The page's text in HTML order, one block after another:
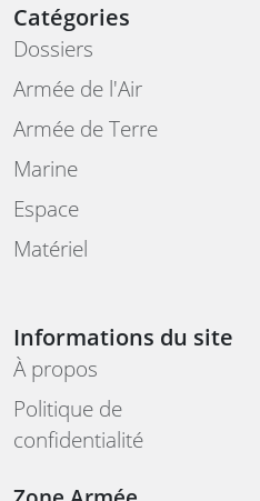
Catégories
Dossiers
Armée de l'Air
Armée de Terre
Marine
Espace
Matériel
Informations du site
À propos
Politique de
confidentialité